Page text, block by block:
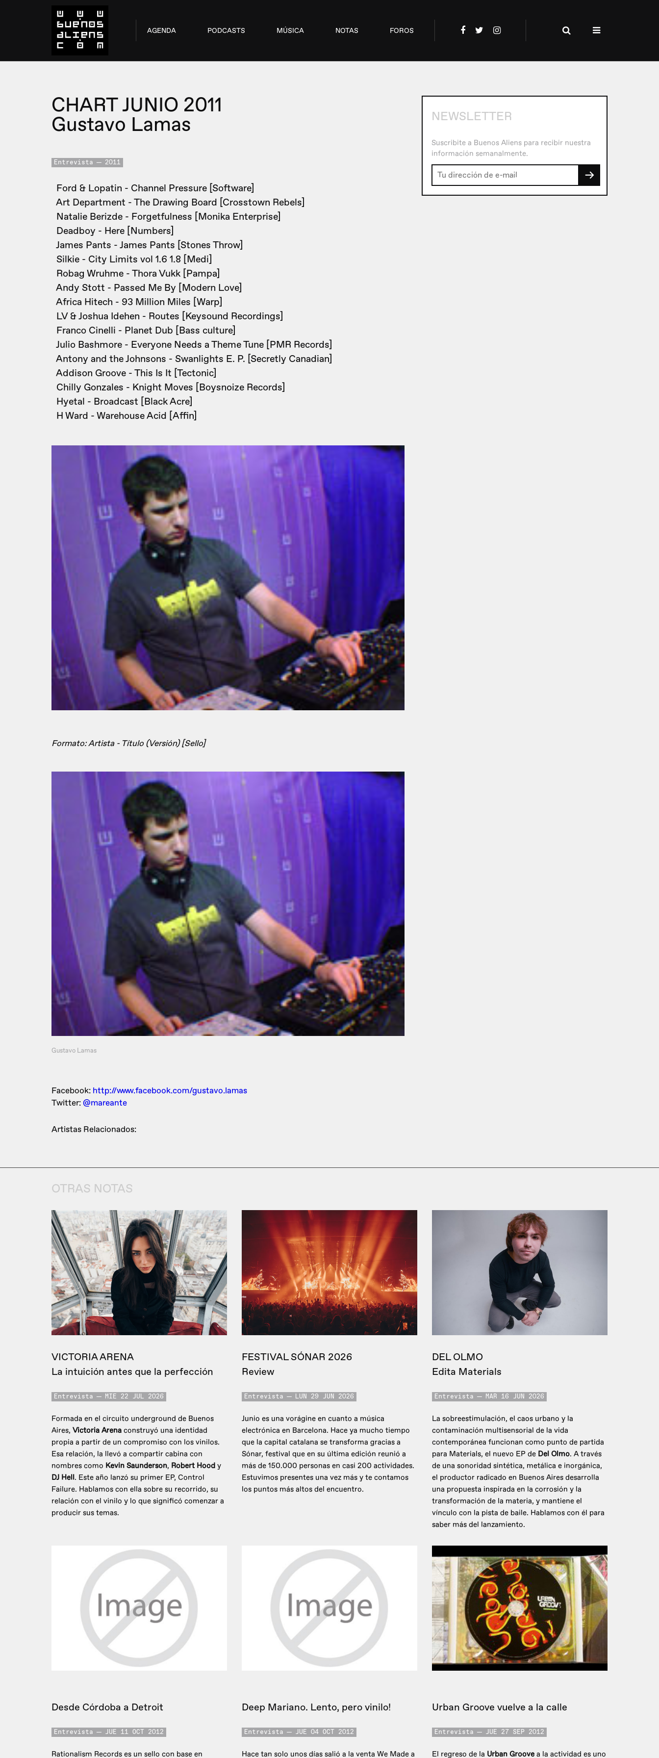
AGENDA PODCASTS MÚSICA NOTAS FOROS
CHART JUNIO 2011
Gustavo Lamas
Entrevista 2011
Ford & Lopatin - Channel Pressure [Software]
Art Department - The Drawing Board [Crosstown Rebels]
Natalie Berizde - Forgetfulness [Monika Enterprise]
Deadboy - Here [Numbers]
James Pants - James Pants [Stones Throw]
Silkie - City Limits vol 1.6 1.8 [Medi]
Robag Wruhme - Thora Vukk [Pampa]
Andy Stott - Passed Me By [Modern Love]
Africa Hitech - 93 Million Miles [Warp]
LV & Joshua Idehen - Routes [Keysound Recordings]
Franco Cinelli - Planet Dub [Bass culture]
Julio Bashmore - Everyone Needs a Theme Tune [PMR Records]
Antony and the Johnsons - Swanlights E. P. [Secretly Canadian]
Addison Groove - This Is It [Tectonic]
Chilly Gonzales - Knight Moves [Boysnoize Records]
Hyetal - Broadcast [Black Acre]
H Ward - Warehouse Acid [Affin]
Formato: Artista - Título (Versión) [Sello]
Gustavo Lamas
Facebook: http://www.facebook.com/gustavo.lamas
Twitter:@mareante
Artistas Relacionados:
NEWSLETTER
Suscribite a Buenos Aliens para recibir nuestra
información semanalmente.
→
OTRAS NOTAS
VICTORIA ARENA
La intuición antes que la perfección
Entrevista MIE 22 JUL 2026
Formada en el circuito underground de Buenos
Aires, Victoria Arena construyó una identidad
propia a partir de un compromiso con los vinilos.
Esa relación, la llevó a compartir cabina con
nombres como Kevin Saunderson, Robert Hood y
DJ Hell. Este año lanzó su primer EP, Control
Failure. Hablamos con ella sobre su recorrido, su
relación con el vinilo y lo que significó comenzar a
producir sus temas.
FESTIVAL SÓNAR 2026
Review
Entrevista LUN 29 JUN 2026
Junio es una vorágine en cuanto a música
electrónica en Barcelona. Hace ya mucho tiempo
que la capital catalana se transforma gracias a
Sónar, festival que en su última edición reunió a
más de 150.000 personas en casi 200 actividades.
Estuvimos presentes una vez más y te contamos
los puntos más altos del encuentro.
DEL OLMO
Edita Materials
Entrevista MAR 16 JUN 2026
La sobreestimulación, el caos urbano y la
contaminación multisensorial de la vida
contemporánea funcionan como punto de partida
para Materials, el nuevo EP de Del Olmo. A través
de una sonoridad sintética, metálica e inorgánica,
el productor radicado en Buenos Aires desarrolla
una propuesta inspirada en la corrosión y la
transformación de la materia, y mantiene el
vínculo con la pista de baile. Hablamos con él para
saber más del lanzamiento.
Desde Córdoba a Detroit
Entrevista JUE 11 OCT 2012
Rationalism Records es un sello con base en
Deep Mariano. Lento, pero vinilo!
Entrevista JUE 04 OCT 2012
Hace tan solo unos días salió a la venta We Made a
Urban Groove vuelve a la calle
Entrevista JUE 27 SEP 2012
El regreso de la Urban Groove a la actividad es uno